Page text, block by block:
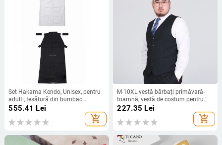
Set Hakama Kendo, Unisex, pentru
adulți, țesătură din bumbac
amestec
555.41 Lei
add_shopping_cart
M-10XL vestă bărbați primăvară-
toamnă, vestă de costum pentru
domni, plus size până la 150 kg
227.35 Lei
add_shopping_cart